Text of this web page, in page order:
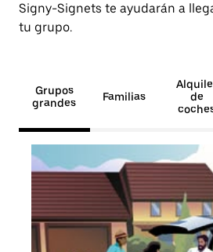
Signy-Signets te ayudarán a
tu grupo.
Grupos
grandes
Familias
de